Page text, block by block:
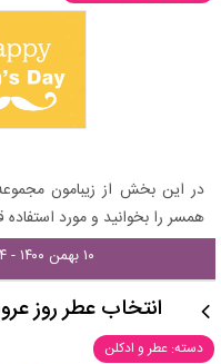
در این بخش از زیبامون
همسر را بخوانید و مورد استفاده
۱۰ بهمن ۱۴۰۰ - ۱۱:۴۴
انتخاب عطر روز عروسی | 7 عطر
دسته: عطر و ادکلن